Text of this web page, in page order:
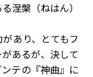
涅槃（ねはん）
あり、とてもフ
あるが、決して
テの『神曲』に